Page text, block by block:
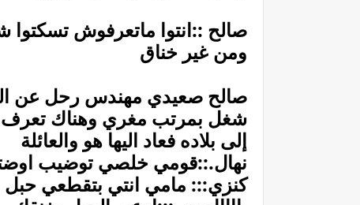
صالح ::انتوا ماتعرفوش تسكتوا
ومن غير خناق
صالح صعيدي مهندس رحل عن
شغل بمرتب مغري وهناك تعرف
إلى بلاده فعاد اليها هو والعائلة
نهال.::قومي خلصي توضيب
كنزي::: مامي انتي بتقطعي حبل